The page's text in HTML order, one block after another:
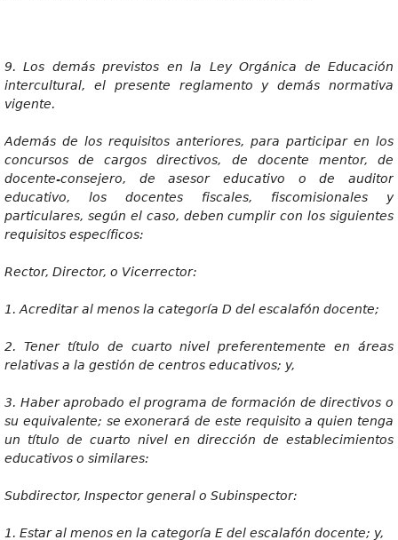
9. Los demás previstos en la Ley Orgánica de Educación
intercultural, el presente reglamento y demás normativa
vigente.
Además de los requisitos anteriores, para participar en los
concursos de cargos directivos, de docente mentor, de
docente-consejero, de asesor educativo o de auditor
educativo, los docentes fiscales, fiscomisionales y
particulares, según el caso, deben cumplir con los siguientes
requisitos específicos:
Rector, Director, o Vicerrector:
1. Acreditar al menos la categoría D del escalafón docente;
2. Tener título de cuarto nivel preferentemente en áreas
relativas a la gestión de centros educativos; y,
3. Haber aprobado el programa de formación de directivos o
su equivalente; se exonerará de este requisito a quien tenga
un título de cuarto nivel en dirección de establecimientos
educativos o similares:
Subdirector, Inspector general o Subinspector:
1. Estar al menos en la categoría E del escalafón docente; y,